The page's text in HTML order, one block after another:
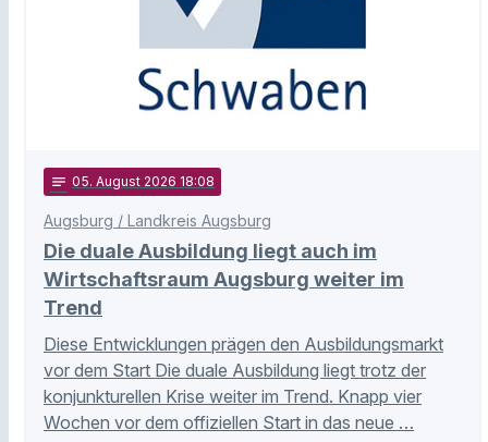
notes 05. August 2026 18:08
Augsburg / Landkreis Augsburg
Die duale Ausbildung liegt auch im
Wirtschaftsraum Augsburg weiter im
Trend
Diese Entwicklungen prägen den Ausbildungsmarkt
vor dem Start Die duale Ausbildung liegt trotz der
konjunkturellen Krise weiter im Trend. Knapp vier
Wochen vor dem offiziellen Start in das neue …